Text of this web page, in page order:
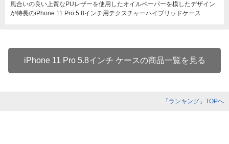
風合いの良い上質なPUレザーを使用したオイルペーパーを模したデザイン
が特長のiPhone 11 Pro 5.8インチ用テクスチャーハイブリッドケース
iPhone 11 Pro 5.8インチ ケースの商品一覧を見る
「ランキング」TOPへ